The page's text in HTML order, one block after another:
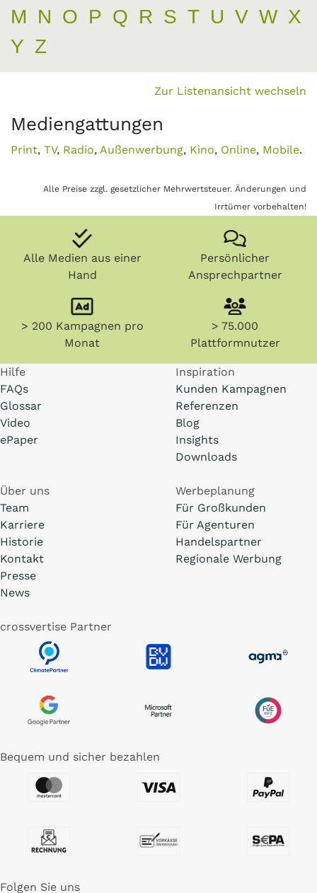
M
N O P Q R S T U V W X
Y Z
Zur Listenansicht wechseln
Mediengattungen
Print, TV, Radio, Außenwerbung, Kino, Online, Mobile.
Alle Preise zzgl. gesetzlicher Mehrwertsteuer. Änderungen und
Irrtümer vorbehalten!
Alle Medien aus einer
Hand
Persönlicher
Ansprechpartner
> 200 Kampagnen pro
Monat
> 75.000
Plattformnutzer
Hilfe
FAQs
Glossar
Video
ePaper
Inspiration
Kunden Kampagnen
Referenzen
Blog
Insights
Downloads
Über uns
Team
Karriere
Historie
Kontakt
Presse
News
Werbeplanung
Für Großkunden
Für Agenturen
Handelspartner
Regionale Werbung
crossvertise Partner
Bequem und sicher bezahlen
Folgen Sie uns